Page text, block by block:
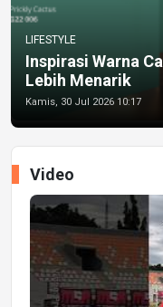
LIFESTYLE
Inspirasi Warna
Lebih Menarik
Kamis, 30 Jul 2026 10:17
Video